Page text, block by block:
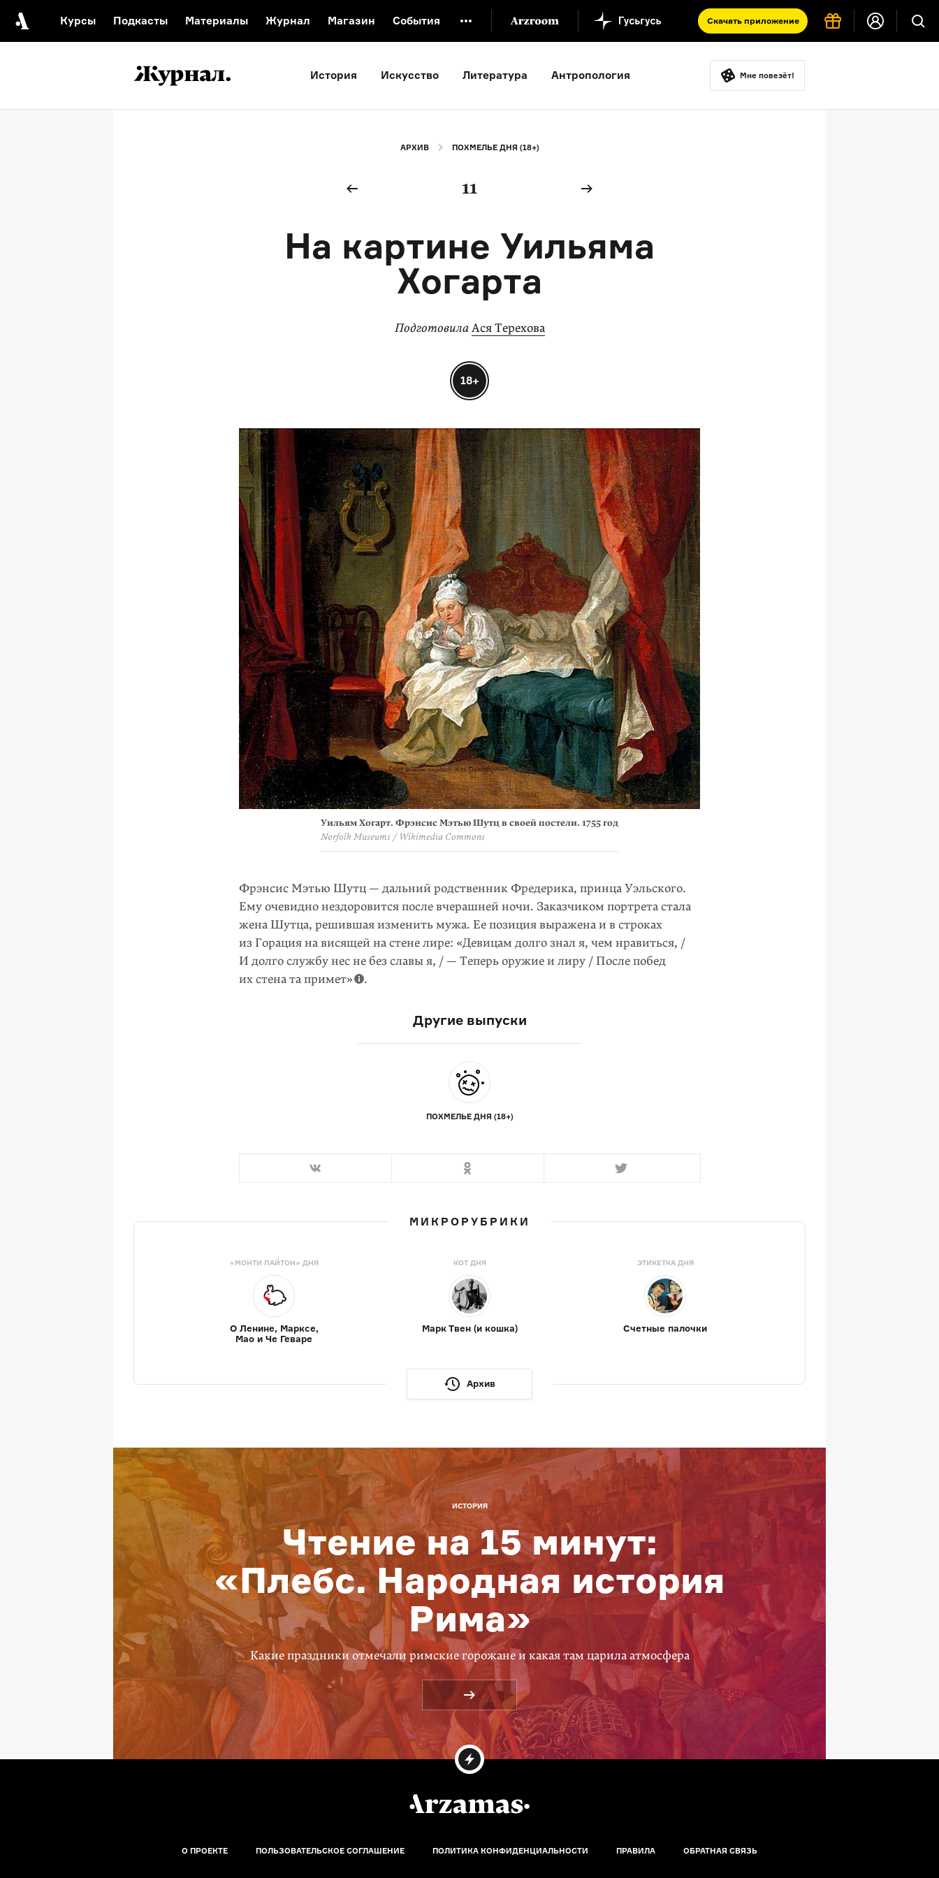
Курсы Подкасты Материалы Журнал Магазин События Скачать приложение
Видеоистория русской культуры
Русский язык от «гой еси» до «лол кек»
Что такое античность
История Искусство Литература Антропология Мне повезёт!
АРХИВ ПОХМЕЛЬЕ ДНЯ (18+)
11
На картине Уильяма
Хогарта
Подготовила Ася Терехова
18+
Уильям Хогарт. Фрэнсис Мэтью Шутц в своей постели. 1755 год
Norfolk Museums / Wikimedia Commons
Фрэнсис Мэтью Шутц — дальний родственник Фредерика, принца Уэльского.
Ему очевидно нездоровится после вчерашней ночи. Заказчиком портрета стала
жена Шутца, решившая изменить мужа. Ее позиция выражена и в строках
из Горация на висящей на стене лире: «Девицам долго знал я, чем нравиться, /
И долго службу нес не без славы я, / — Теперь оружие и лиру / После побед
их стена та примет»
.
Другие выпуски
ПОХМЕЛЬЕ ДНЯ (18+)
МИКРОРУБРИКИ
«МОНТИ ПАЙТОН» ДНЯ
О Ленине, Марксе,
Мао и Че Геваре
КОТ ДНЯ
Марк Твен (и кошка)
ЭТИКЕТКА ДНЯ
Счетные палочки
Архив
ИСТОРИЯ
Чтение на 15 минут:
«Плебс. Народная история
Рима»
Какие праздники отмечали римские горожане и какая там царила атмосфера
О ПРОЕКТЕ ПОЛЬЗОВАТЕЛЬСКОЕ СОГЛАШЕНИЕ ПОЛИТИКА КОНФИДЕНЦИАЛЬНОСТИ ПРАВИЛА ОБРАТНАЯ СВЯЗЬ